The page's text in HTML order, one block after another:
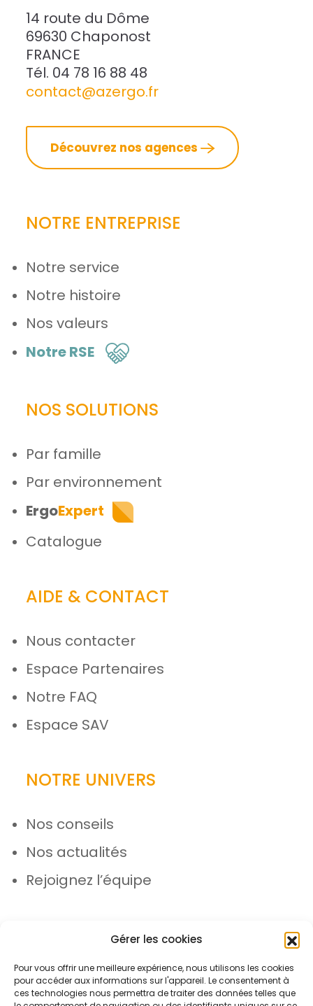
Gérer les cookies
Pour vous offrir une meilleure expérience, nous utilisons les cookies
pour accéder aux informations sur l'appareil. Le consentement à
ces technologies nous permettra de traiter des données telles que
14 route du Dôme
69630 Chaponost
FRANCE
Tél. 04 78 16 88 48
contact@azergo.fr
Découvrez nos agences
NOTRE ENTREPRISE
Notre service
Notre histoire
Nos valeurs
Notre RSE
NOS SOLUTIONS
Par famille
Par environnement
ErgoExpert
Catalogue
AIDE & CONTACT
Nous contacter
Espace Partenaires
Notre FAQ
Espace SAV
NOTRE UNIVERS
Nos conseils
Nos actualités
Rejoignez l’équipe
© Azergo 2026 - Tous droits réservés